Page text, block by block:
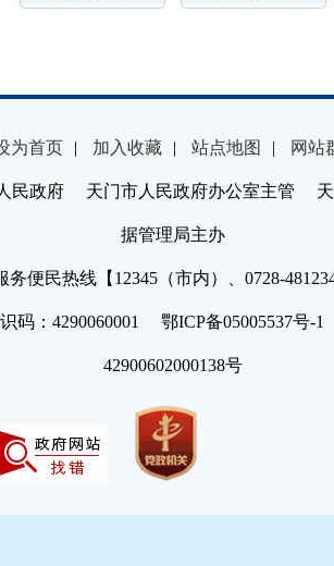
为首页 | 加入收藏 | 站点地图 | 网站
民政府 天门市人民政府办公室主管 天
据管理局主办
务便民热线【12345（市内）、0728-
码：4290060001 鄂ICP备05005537号
42900602000138号